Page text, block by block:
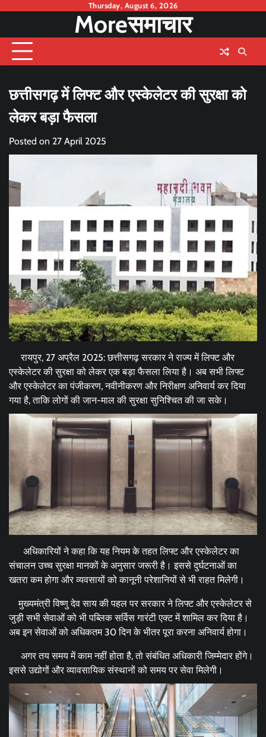
content
Thursday, August 6, 2026
Moreसमाचार
छत्तीसगढ़ में लिफ्ट और एस्केलेटर की सुरक्षा को
लेकर बड़ा फैसला
Posted on 27 April 2025
रायपुर, 27 अप्रैल 2025: छत्तीसगढ़ सरकार ने राज्य में लिफ्ट और
एस्केलेटर की सुरक्षा को लेकर एक बड़ा फैसला लिया है। अब सभी लिफ्ट
और एस्केलेटर का पंजीकरण, नवीनीकरण और निरीक्षण अनिवार्य कर दिया
गया है, ताकि लोगों की जान-माल की सुरक्षा सुनिश्चित की जा सके।
अधिकारियों ने कहा कि यह नियम के तहत लिफ्ट और एस्केलेटर का
संचालन उच्च सुरक्षा मानकों के अनुसार जरूरी है। इससे दुर्घटनाओं का
खतरा कम होगा और व्यवसायों को कानूनी परेशानियों से भी राहत मिलेगी।
मुख्यमंत्री विष्णु देव साय की पहल पर सरकार ने लिफ्ट और एस्केलेटर से
जुड़ी सभी सेवाओं को भी पब्लिक सर्विस गारंटी एक्ट में शामिल कर दिया है।
अब इन सेवाओं को अधिकतम 30 दिन के भीतर पूरा करना अनिवार्य होगा।
अगर तय समय में काम नहीं होता है, तो संबंधित अधिकारी जिम्मेदार होंगे।
इससे उद्योगों और व्यावसायिक संस्थानों को समय पर सेवा मिलेगी।